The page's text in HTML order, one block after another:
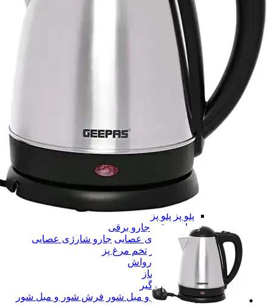
تخته گوشت
همه دسته بندی های لوازم آشپزخونه
لوازم آشپزخونه لوازم آشپزخونه
غذاساز
غذاساز
ساندویچ میکر
ساندویچ میکر
توستر نان توستر نان
چرخ گوشت چرخ گوشت
گوشت کوب
گوشت کوب
پلو پز پلو پز
جارو برقی
جارو برقی
جارو شارژی عصایی جارو شارژی عصایی
تخم مرغ پز
تخم مرغ پز
کارواش
یخساز
پرزگیر
پرزگیر
فرش شور و مبل شور فرش شور و مبل شور